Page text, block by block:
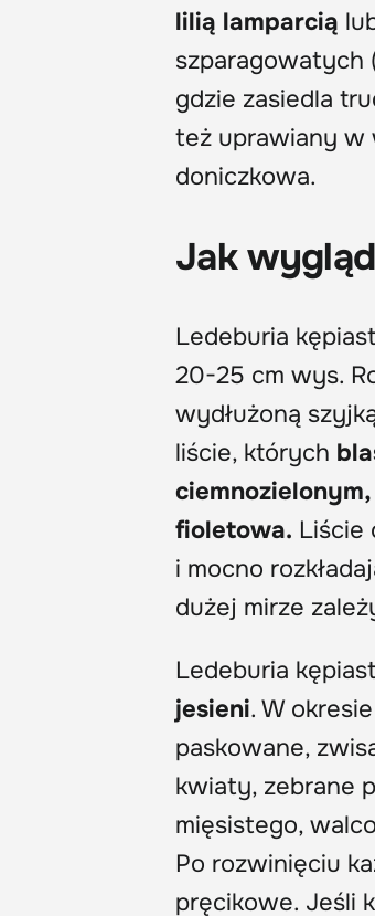
lilią lamparcią
szparagowatych
gdzie zasiedla
też uprawiany w
doniczkowa.
Jak
Ledeburia
20-25 cm wys.
wydłużoną
liście, których
fioletowa. Liście
i mocno
dużej mirze
Ledeburia
jesieni. W
paskowane,
kwiaty, zebrane
mięsistego,
Po rozwinięciu
pręcikowe. Jeśli